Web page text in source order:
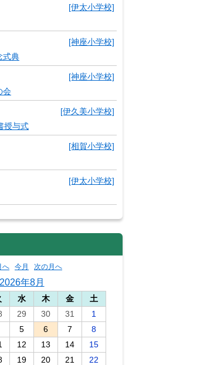
[伊太小学校]
[神座小学校]
式典
[神座小学校]
会
[伊久美小学校]
授与式
[相賀小学校]
[伊太小学校]
へ 今月 次の月へ
2026年8月
水 木 金
土
29 30 31
1
5 6 7
8
12 13 14
15
19 20 21
22